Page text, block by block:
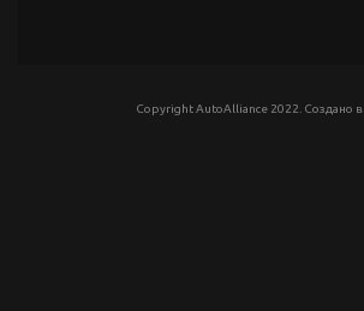
Copyright AutoAlliance 2022. Создано в